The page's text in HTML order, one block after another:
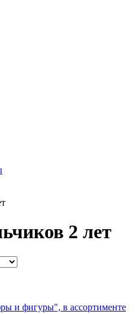
2 лет
и фигуры", в ассортименте